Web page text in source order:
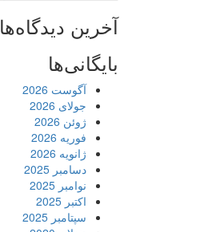
آخرین دیدگاه‌ها
بایگانی‌ها
آگوست 2026
جولای 2026
ژوئن 2026
فوریه 2026
ژانویه 2026
دسامبر 2025
نوامبر 2025
اکتبر 2025
سپتامبر 2025